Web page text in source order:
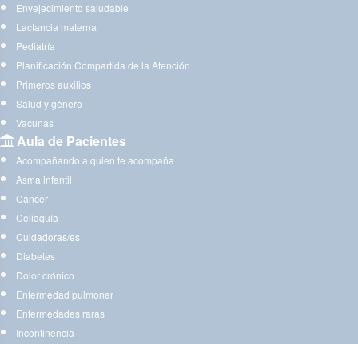
Envejecimiento saludable
Lactancia materna
Pediatría
Planificación Compartida de la Atención
Primeros auxilios
Salud y género
Vacunas
Aula de Pacientes
Acompañando a quien te acompaña
Asma infantil
Cáncer
Celiaquía
Cuidadoras/es
Diabetes
Dolor crónico
Enfermedad pulmonar
Enfermedades raras
Incontinencia